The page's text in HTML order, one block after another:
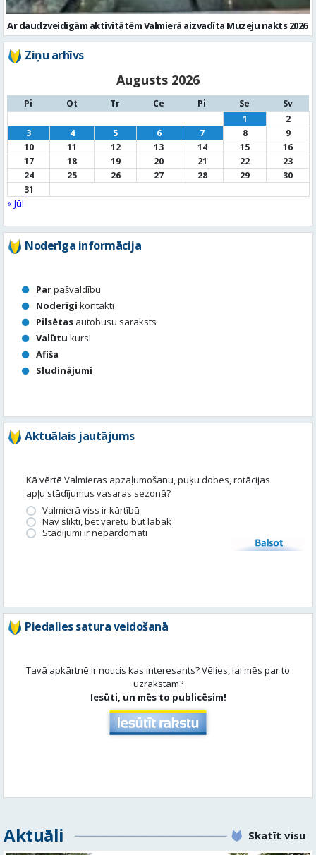
Ar daudzveidīgām aktivitātēm Valmierā aizvadīta Muzeju nakts 2026
Ziņu arhīvs
Augusts 2026
Pi Ot Tr Ce Pi Se
Sv
1
2
3
4 5 6 7 8
9
10
11 12 13 14 15
16
17
18 19 20 21 22
23
24
25 26 27 28 29
30
31
« Jūl
Noderīga informācija
Parpašvaldību
Noderīgi kontakti
Pilsētas autobusu saraksts
Valūtu kursi
Afiša
Sludinājumi
Aktuālais jautājums
Kā vērtē Valmieras apzaļumošanu, puķu dobes, rotācijas
apļu stādījumus vasaras sezonā?
Valmierā viss ir kārtībā
Nav slikti, bet varētu būt labāk
Stādījumi ir nepārdomāti
Balsot
Piedalies satura veidošanā
Tavā apkārtnē ir noticis kas interesants? Vēlies, lai mēs par to
uzrakstām?
Iesūti, un mēs to publicēsim!
Aktuāli Skatīt visu